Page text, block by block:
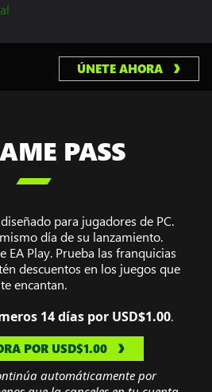
ÚNETE AHORA
PASS

para jugadores de PC.
día de su lanzamiento.
EA Play. Prueba las franquicias
descuentos en los juegos que
te encantan.
14 días por USD$1.00.
POR USD$1.00
automáticamente por